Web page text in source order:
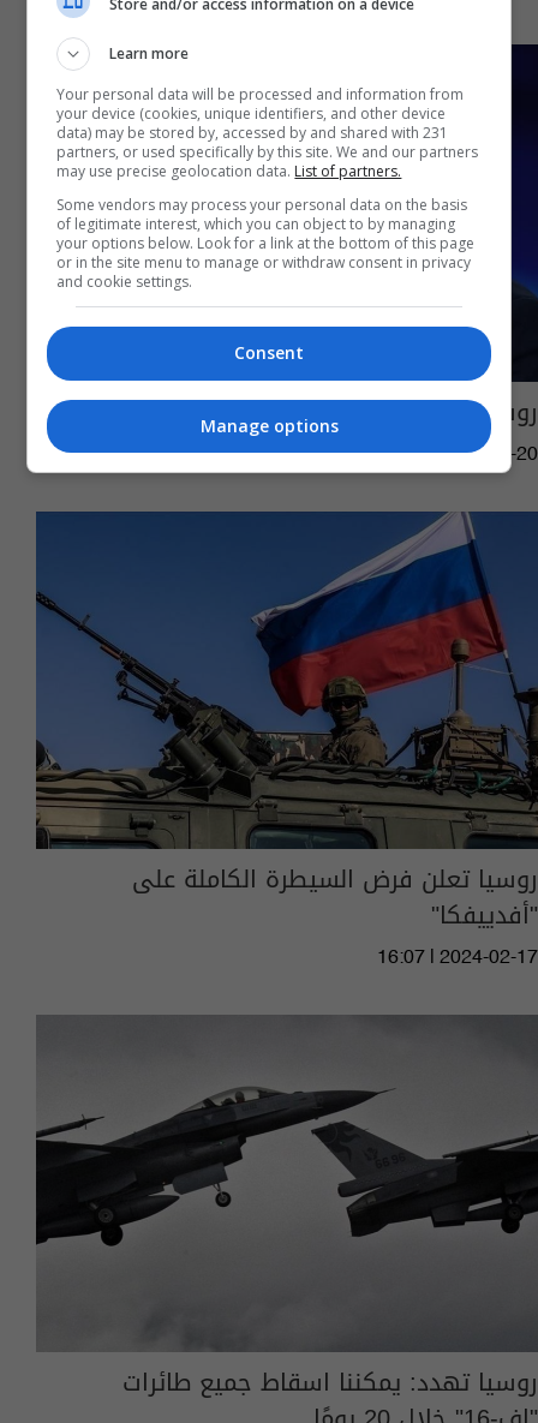
روسيا تحسم جدل نشر أسلحة نووية في الفضاء
12:39 | 2024-02-20
روسيا تعلن فرض السيطرة الكاملة على
"أفدييفكا"
16:07 | 2024-02-17
روسيا تهدد: يمكننا اسقاط جميع طائرات
Learn more
Your personal data will be processed and information from
your device (cookies, unique identifiers, and other device
data) may be stored by, accessed by and shared with 231
partners, or used specifically by this site. We and our partners
may use precise geolocation data. List of partners.
Some vendors may process your personal data on the basis
of legitimate interest, which you can object to by managing
your options below. Look for a link at the bottom of this page
or in the site menu to manage or withdraw consent in privacy
and cookie settings.
Consent
Manage options